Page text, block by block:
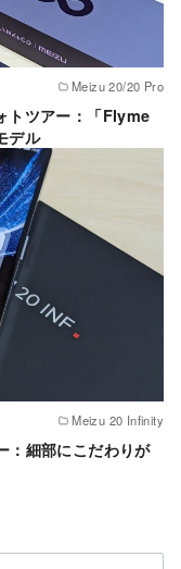
Meizu 20/20 Pro
ツアー：「Flyme
デル
Meizu 20 Infinity
：細部にこだわりが